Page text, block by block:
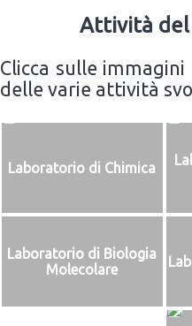
Attività del
Clicca sulle
delle varie attività
Laboratorio di Chimica
Laboratorio di Biologia
Molecolare